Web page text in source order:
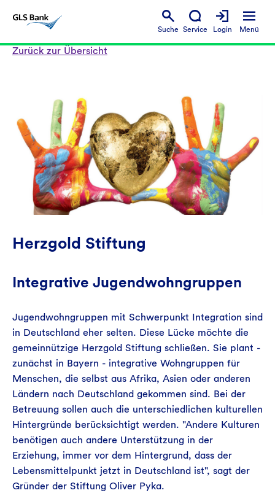
Suche Service Login Menü
Zurück zur Übersicht
Herzgold Stiftung
Integrative Jugendwohngruppen
Jugendwohngruppen mit Schwerpunkt Integration sind
in Deutschland eher selten. Diese Lücke möchte die
gemeinnützige Herzgold Stiftung schließen. Sie plant -
zunächst in Bayern - integrative Wohngruppen für
Menschen, die selbst aus Afrika, Asien oder anderen
Ländern nach Deutschland gekommen sind. Bei der
Betreuung sollen auch die unterschiedlichen kulturellen
Hintergründe berücksichtigt werden. "Andere Kulturen
benötigen auch andere Unterstützung in der
Erziehung, immer vor dem Hintergrund, dass der
Lebensmittelpunkt jetzt in Deutschland ist", sagt der
Gründer der Stiftung Oliver Pyka.